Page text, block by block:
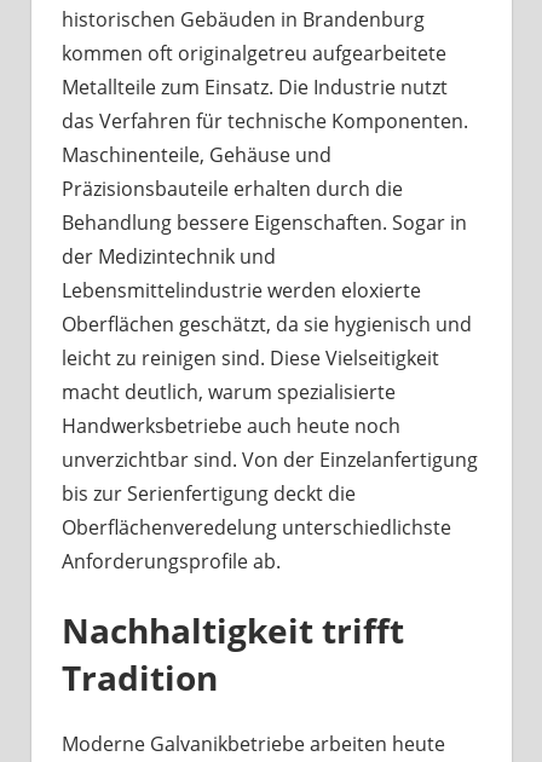
historischen Gebäuden in Brandenburg
kommen oft originalgetreu aufgearbeitete
Metallteile zum Einsatz. Die Industrie nutzt
das Verfahren für technische Komponenten.
Maschinenteile, Gehäuse und
Präzisionsbauteile erhalten durch die
Behandlung bessere Eigenschaften. Sogar in
der Medizintechnik und
Lebensmittelindustrie werden eloxierte
Oberflächen geschätzt, da sie hygienisch und
leicht zu reinigen sind. Diese Vielseitigkeit
macht deutlich, warum spezialisierte
Handwerksbetriebe auch heute noch
unverzichtbar sind. Von der Einzelanfertigung
bis zur Serienfertigung deckt die
Oberflächenveredelung unterschiedlichste
Anforderungsprofile ab.
Nachhaltigkeit trifft
Tradition
Moderne Galvanikbetriebe arbeiten heute